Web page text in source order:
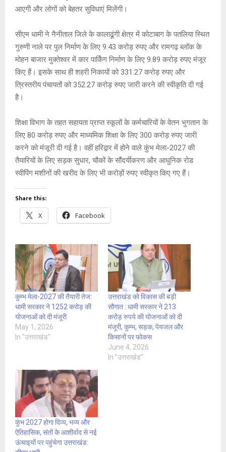
A
p
p
o
o
k
g
e
n
k
आएगी और लोगों को बेहतर सुविधाएं मिलेंगी।
सीएम धामी ने नैनीताल जिले के कालाढूंगी क्षेत्र में कोटाबाग के पतलिया स्थित
गुरुणी नाले पर पुल निर्माण के लिए 9.43 करोड़ रुपए और रामगढ़ ब्लॉक के
मोहन बाजार मुक्तेश्वर में कार पार्किंग निर्माण के लिए 9.89 करोड़ रुपए मंजूर
किए हैं। इसके साथ ही शहरी निकायों को 331.27 करोड़ रुपए और
त्रिस्तरीय पंचायतों को 352.27 करोड़ रुपए जारी करने की स्वीकृति दी गई
है।
शिक्षा विभाग के तहत सहायता प्राप्त स्कूलों के कर्मचारियों के वेतन भुगतान के
लिए 80 करोड़ रुपए और माध्यमिक शिक्षा के लिए 300 करोड़ रुपए जारी
करने को मंजूरी दी गई है। वहीं हरिद्वार में होने वाले कुंभ मेला-2027 की
तैयारियों के लिए सड़क सुधार, चौकों के सौंदर्यीकरण और आधुनिक रोड
स्वीपिंग मशीनों की खरीद के लिए भी करोड़ों रुपए स्वीकृत किए गए हैं।
Share this:
X Facebook
कुम्भ मेला-2027 की तैयारी तेज:
धामी सरकार ने 1252 करोड़ की
योजनाओं को दी मंजूरी
May 1, 2026
In "उत्तराखंड"
उत्तराखंड को विकास की बड़ी
सौगात : धामी सरकार ने 213
करोड़ रुपये की योजनाओं को दी
मंजूरी, कुम्भ, सड़क, पेयजल और
किसानों पर फोकस
June 4, 2026
In "उत्तराखंड"
कुंभ 2027 होगा दिव्य, भव्य और
ऐतिहासिक, संतों के आशीर्वाद से नई
ऊंचाइयों पर पहुंचेगा उत्तराखंड: